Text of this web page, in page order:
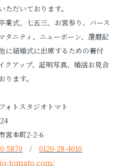
ただいております。
業式、七五三、お宮参り、バース
タニティ、ニューボーン、還暦記
に結婚式に出席するための着付
クアップ、証明写真、婚活お見合
ます。
ォトスタジオトマト
宮本町2-2-6
5870 /0120-28-4010
tomato.com/